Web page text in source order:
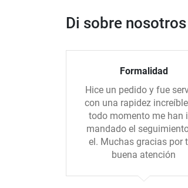
Di sobre nosotros
Formalidad
Hice un pedido y fue
con una rapidez
todo momento me han
mandado el
el. Muchas gracias por
buena atención